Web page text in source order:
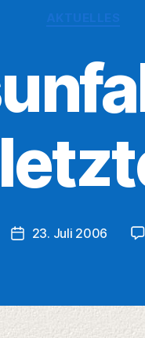
23. Juli 2006